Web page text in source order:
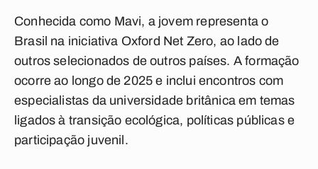
Conhecida como Mavi, a jovem representa o
Brasil na iniciativa Oxford Net Zero, ao lado de
outros selecionados de outros países. A formação
ocorre ao longo de 2025 e inclui encontros com
especialistas da universidade britânica em temas
ligados à transição ecológica, políticas públicas e
participação juvenil.